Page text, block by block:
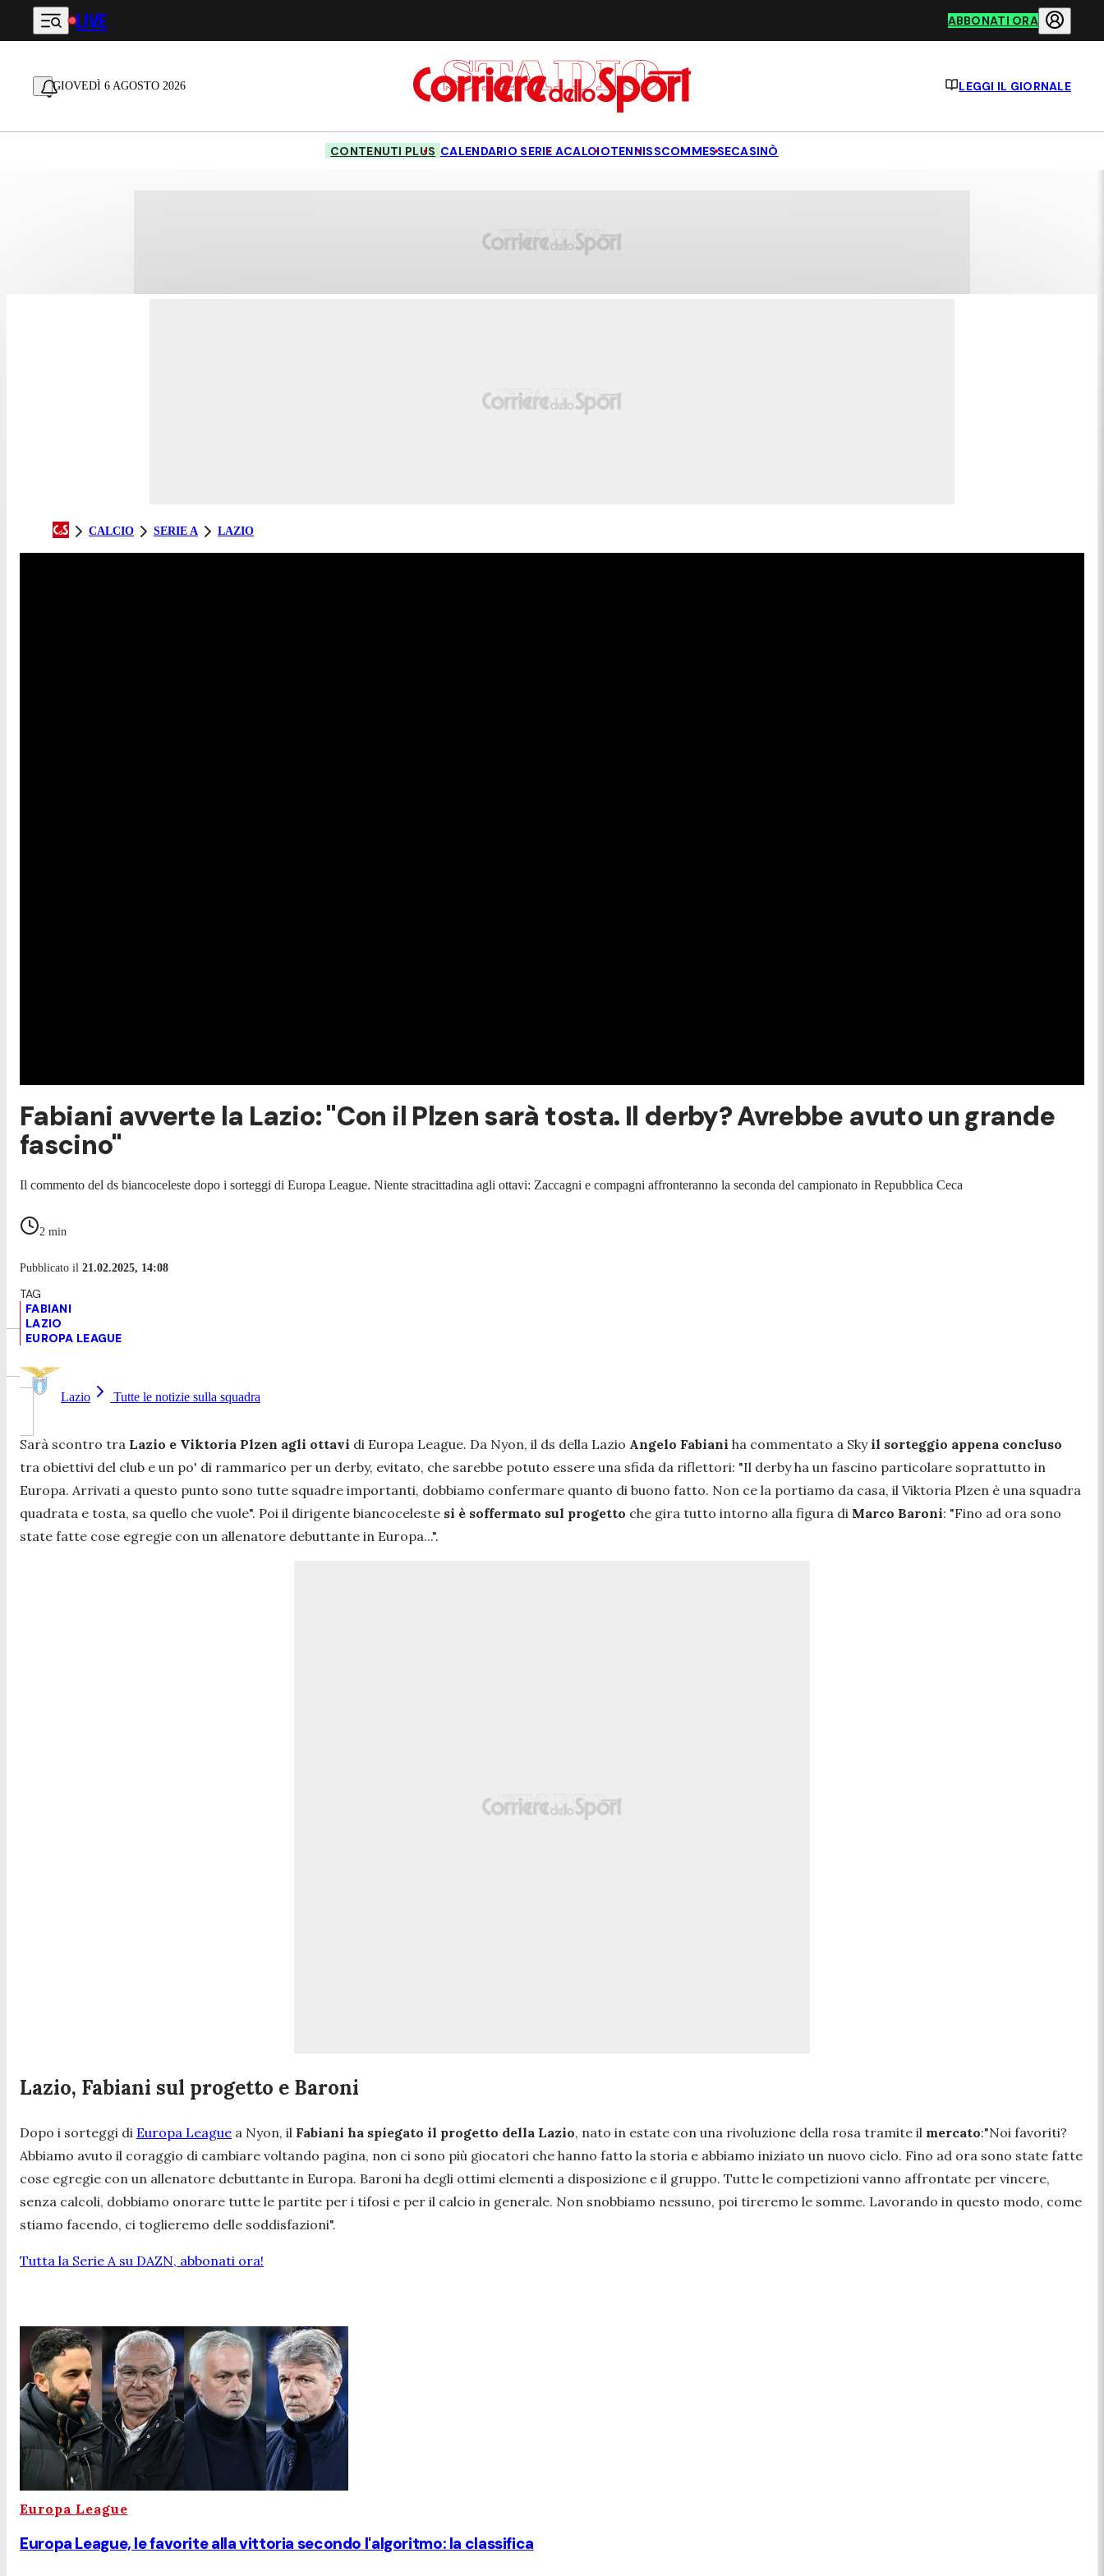
Vai al contenuto principale
LIVE ABBONATI ORA
GIOVEDÌ 6 AGOSTO 2026 LEGGI IL GIORNALE
CONTENUTI PLUS CALENDARIO SERIE ACALCIOTENNISSCOMMESSECASINÒ
CALCIO SERIE A LAZIO
Fabiani avverte la Lazio: "Con il Plzen sarà tosta. Il derby? Avrebbe avuto un grande
fascino"
Il commento del ds biancoceleste dopo i sorteggi di Europa League. Niente stracittadina agli ottavi: Zaccagni e compagni affronteranno la seconda del campionato in Repubblica Ceca
2 min
Pubblicato il 21.02.2025, 14:08
FABIANI
LAZIO
EUROPA LEAGUE
Lazio Tutte le notizie sulla squadra
Sarà scontro tra Lazio e Viktoria Plzen agli ottavi di Europa League. Da Nyon, il ds della Lazio Angelo Fabiani ha commentato a Skyil sorteggio appena concluso
tra obiettivi del club e un po' di rammarico per un derby, evitato, che sarebbe potuto essere una sfida da riflettori: "Il derby ha un fascino particolare soprattutto in
Europa. Arrivati a questo punto sono tutte squadre importanti, dobbiamo confermare quanto di buono fatto. Non ce la portiamo da casa, il Viktoria Plzen è una squadra
quadrata e tosta, sa quello che vuole". Poi il dirigente biancoceleste si è soffermato sul progetto che gira tutto intorno alla figura di Marco Baroni: "Fino ad ora sono
state fatte cose egregie con un allenatore debuttante in Europa...".
Lazio, Fabiani sul progetto e Baroni
Dopo i sorteggi di Europa League a Nyon, il Fabiani ha spiegato il progetto della Lazio, nato in estate con una rivoluzione della rosa tramite il mercato:"Noi favoriti?
Abbiamo avuto il coraggio di cambiare voltando pagina, non ci sono più giocatori che hanno fatto la storia e abbiamo iniziato un nuovo ciclo. Fino ad ora sono state fatte
cose egregie con un allenatore debuttante in Europa. Baroni ha degli ottimi elementi a disposizione e il gruppo. Tutte le competizioni vanno affrontate per vincere,
senza calcoli, dobbiamo onorare tutte le partite per i tifosi e per il calcio in generale. Non snobbiamo nessuno, poi tireremo le somme. Lavorando in questo modo, come
stiamo facendo, ci toglieremo delle soddisfazioni".
Tutta la Serie A su DAZN, abbonati ora!
Europa League
Europa League, le favorite alla vittoria secondo l'algoritmo: la classifica